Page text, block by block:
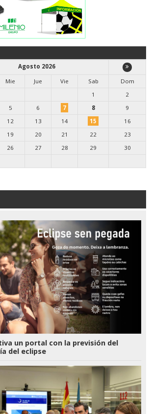
Agosto 2026
Mie Jue Vie Sab
Dom
1
2
5 6 7 8
9
12 13 14 15
16
19 20 21 22
23
26 27 28 29
30
un portal con la previsión del
del eclipse